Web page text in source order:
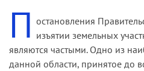
П остановления
изъятии земельных
являются частыми. Одно из
данной области, принятое до